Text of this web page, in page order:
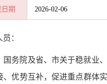
期 2026-02-06
：
国务院及省、市关于稳就业
、优势互补，促进重点群体